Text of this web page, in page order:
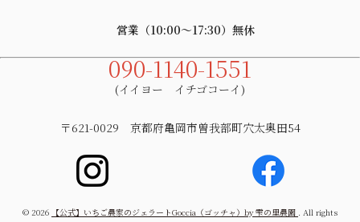
営業（10:00～17:30）無休
090-1140-1551
(イイヨー イチゴコーイ)
〒621-0029 京都府亀岡市曽我部町穴太奥田54
© 2026 【公式】いちご農家のジェラートGoccia（ゴッチャ）by 雫の里農園 . All rights